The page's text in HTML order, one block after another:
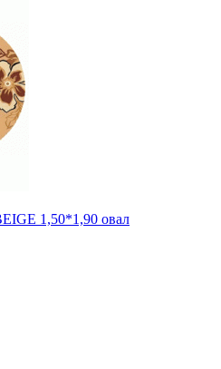
1,50*1,90 овал